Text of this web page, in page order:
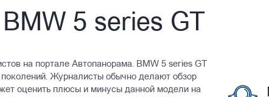
5 series GT
на портале Автопанорама. BMW 5 series GT
Журналисты обычно делают обзор
оценить плюсы и минусы данной модели на